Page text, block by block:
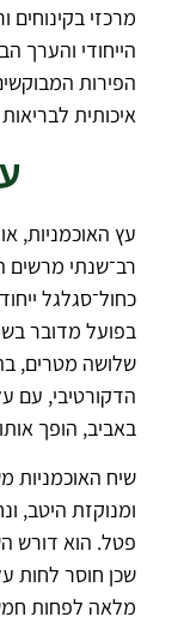
מרכזי בקינוחים
הייחודי והערך
הפירות
איכותית
עץ האוכמניות,
רב־שנתי מרשים
כחול־סגלגל
בפועל מדובר
שלושה מטרים,
הדקורטיבי, עם
באביב, הופך
שיח האוכמניות
ומנוקזת היטב,
פטל. הוא דורש
שכן חוסר לחות
מלאה לפחות